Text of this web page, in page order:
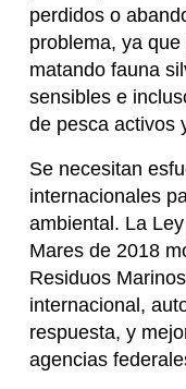
perdidos o
problema, ya
matando fauna
sensibles e
de pesca activos
Se necesitan
internacionales
ambiental. La
Mares de 2018
Residuos
internacional,
respuesta, y
agencias